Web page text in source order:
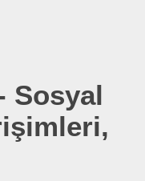
Sosyal